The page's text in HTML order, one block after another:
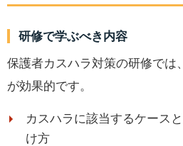
研修で学ぶべき内容
保護者カスハラ対策の研修では
が効果的です。
カスハラに該当するケース
け方